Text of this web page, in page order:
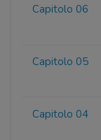
Capitolo 06
Capitolo 05
Capitolo 04